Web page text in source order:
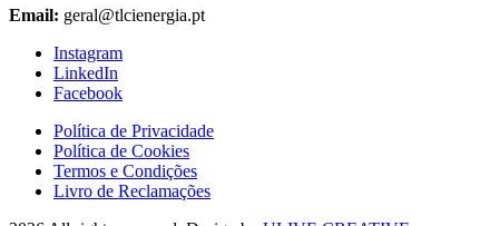
Email: geral@tlcienergia.pt
Instagram
LinkedIn
Facebook
Política de Privacidade
Política de Cookies
Termos e Condições
Livro de Reclamações